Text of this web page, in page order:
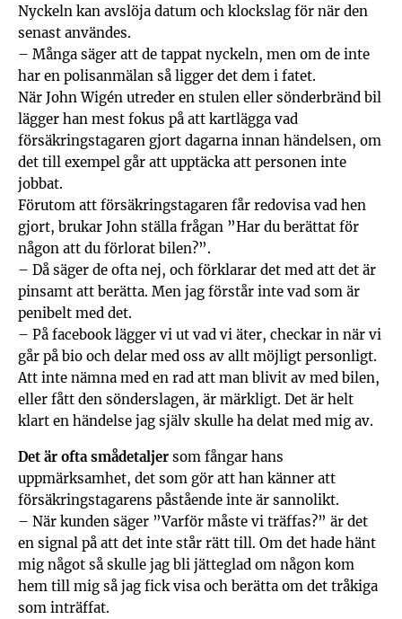
Nyckeln kan avslöja datum och klockslag för när den
senast användes.
– Många säger att de tappat nyckeln, men om de inte
har en polisanmälan så ligger det dem i fatet.
När John Wigén utreder en stulen eller sönderbränd bil
lägger han mest fokus på att kartlägga vad
försäkringstagaren gjort dagarna innan händelsen, om
det till exempel går att upptäcka att personen inte
jobbat.
Förutom att försäkringstagaren får redovisa vad hen
gjort, brukar John ställa frågan ”Har du berättat för
någon att du förlorat bilen?”.
– Då säger de ofta nej, och förklarar det med att det är
pinsamt att berätta. Men jag förstår inte vad som är
penibelt med det.
– På facebook lägger vi ut vad vi äter, checkar in när vi
går på bio och delar med oss av allt möjligt personligt.
Att inte nämna med en rad att man blivit av med bilen,
eller fått den sönderslagen, är märkligt. Det är helt
klart en händelse jag själv skulle ha delat med mig av.
Det är ofta smådetaljer som fångar hans
uppmärksamhet, det som gör att han känner att
försäkringstagarens påstående inte är sannolikt.
– När kunden säger ”Varför måste vi träffas?” är det
en signal på att det inte står rätt till. Om det hade hänt
mig något så skulle jag bli jätteglad om någon kom
hem till mig så jag fick visa och berätta om det tråkiga
som inträffat.